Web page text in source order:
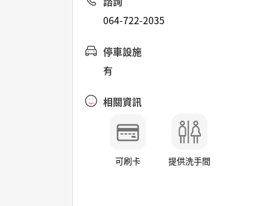
064-722-2035
停車設施
有
相關資訊
可刷卡 提供洗手間